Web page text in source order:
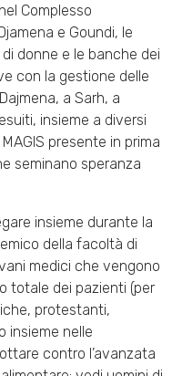
Complesso
e Goundi, le
donne e le banche dei
con la gestione delle
a Sarh, a
insieme a diversi
presente in prima
seminano speranza
insieme durante la
della facoltà di
medici che vengono
totale dei pazienti (per
protestanti,
insieme nelle
contro l’avanzata